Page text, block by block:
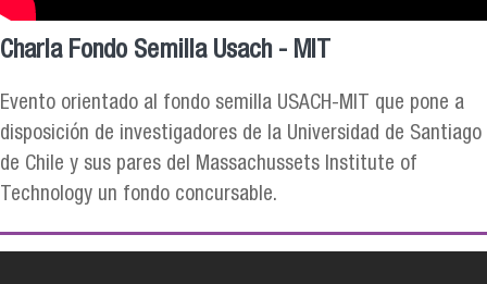
Charla Fondo Semilla Usach - MIT
Evento orientado al fondo semilla USACH-MIT que pone a
disposición de investigadores de la Universidad de Santiago
de Chile y sus pares del Massachussets Institute of
Technology un fondo concursable.